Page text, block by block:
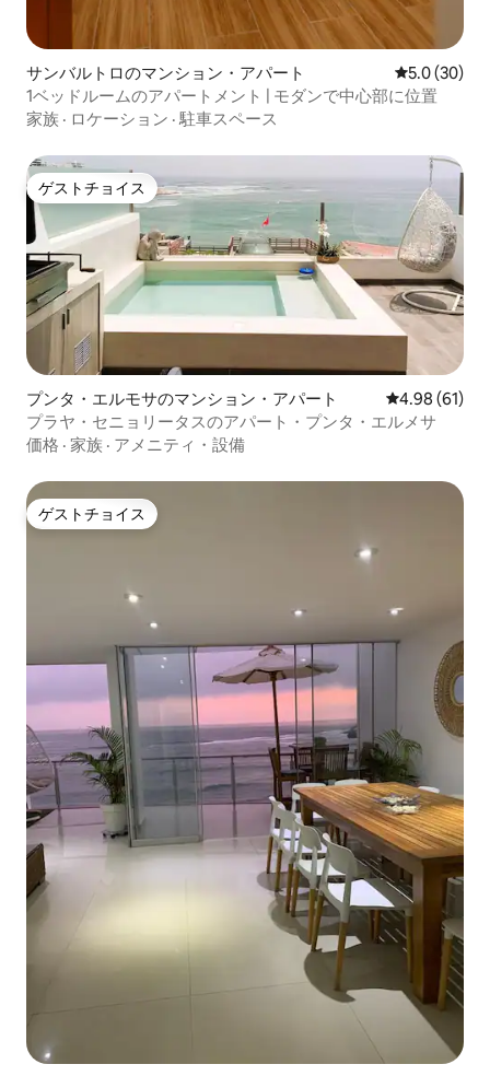
サンバルトロのマンション・アパート レビュー30
5.0 (30)
1ベッドルームのアパートメント | モダンで中心部に位置
家族 · ロケーション ·駐車スペース
ゲストチョイス
ゲストチョイス
プンタ・エルモサのマンション・アパート レビュー61
4.98 (61)
プラヤ・セニョリータスのアパート・プンタ・エルメサ
価格 · 家族 · アメニティ・設備
ゲストチョイス
ゲストチョイス